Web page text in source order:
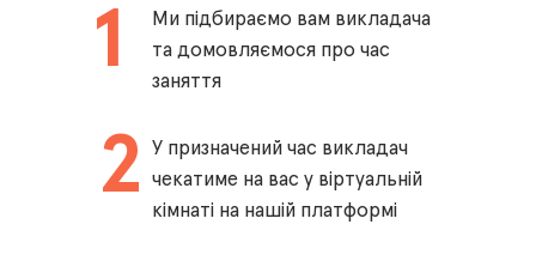
У призначений час викладач
чекатиме на вас у віртуальній
кімнаті на нашій платформі
2
Ми підбираємо вам викладача
та домовляємося про час
заняття
1